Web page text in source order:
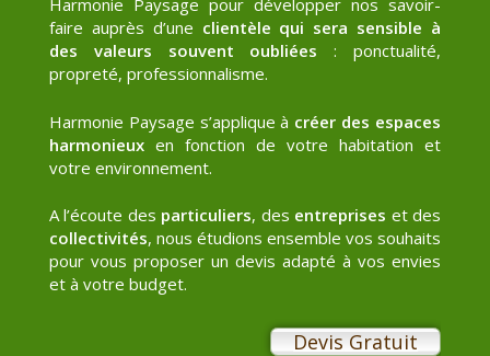
Lisieux
Pays
d'Auge
Harmonie Paysage pour développer nos savoir-
faire auprès d’une clientèle qui sera sensible à
des valeurs souvent oubliées : ponctualité,
propreté, professionnalisme.
Harmonie Paysage s’applique à créer des espaces
harmonieuxen fonction de votre habitation et
votre environnement.
A l’écoute des particuliers, des entreprises et des
collectivités, nous étudions ensemble vos souhaits
pour vous proposer un devis adapté à vos envies
et à votre budget.
DevisGratuit